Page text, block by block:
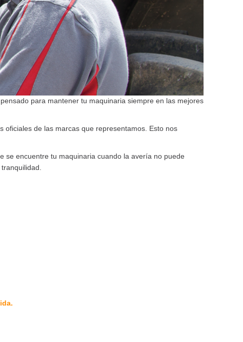
para mantener tu maquinaria siempre en las mejores
oficiales de las marcas que representamos. Esto nos
se encuentre tu maquinaria cuando la avería no puede